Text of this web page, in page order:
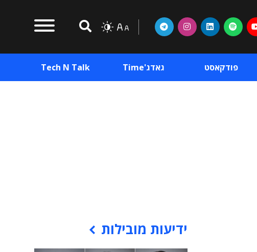
פודקאסט גאדג'Time Tech N Talk
ידיעות מובילות